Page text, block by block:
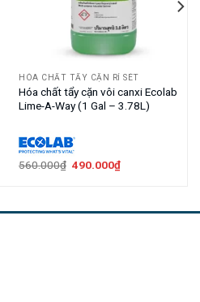
HÓA CHẤT TẨY CẶN RỈ SÉT
Hóa chất tẩy cặn vôi canxi Ecolab
Lime-A-Way (1 Gal – 3.78L)
560.000₫ Giá
490.000₫Giá